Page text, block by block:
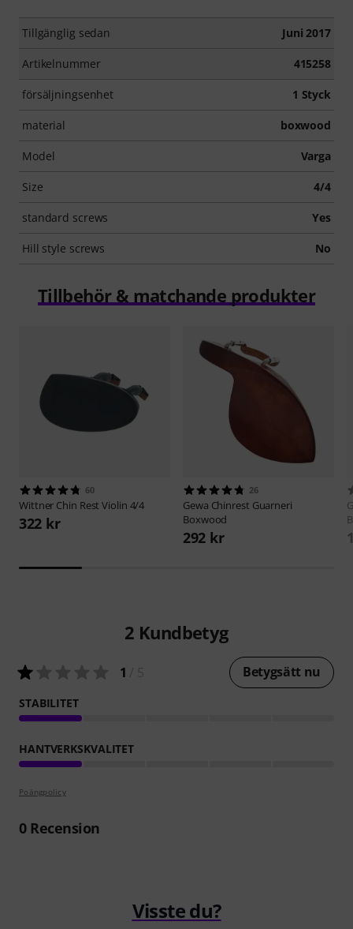
Tillgänglig sedan Juni 2017
Artikelnummer 415258
försäljningsenhet 1 Styck
material boxwood
Model Varga
Size 4/4
standard screws Yes
Hill style screws No
Tillbehör & matchande produkter
60
Wittner Chin Rest Violin 4/4
322 kr
26
Gewa Chinrest Guarneri
Boxwood
292 kr
2 Kundbetyg
1 Betygsätt nu
STABILITET
HANTVERKSKVALITET
Poängpolicy
0Recension
Visste du?